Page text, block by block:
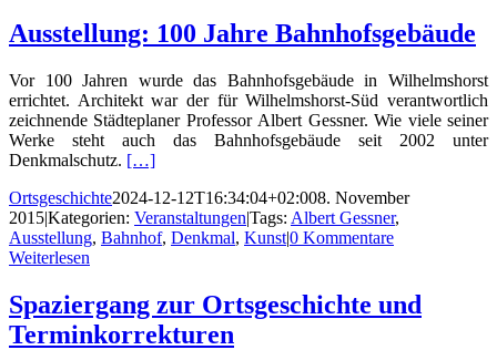
Ausstellung: 100 Jahre Bahnhofsgebäude
Vor 100 Jahren wurde das Bahnhofsgebäude in Wilhelmshorst
errichtet. Architekt war der für Wilhelmshorst-Süd verantwortlich
zeichnende Städteplaner Professor Albert Gessner. Wie viele seiner
Werke steht auch das Bahnhofsgebäude seit 2002 unter
Denkmalschutz. […]
Ortsgeschichte2024-12-12T16:34:04+02:008. November
2015|Kategorien: Veranstaltungen|Tags: Albert Gessner,
Ausstellung, Bahnhof, Denkmal, Kunst|0 Kommentare
Weiterlesen
Spaziergang zur Ortsgeschichte und
Terminkorrekturen